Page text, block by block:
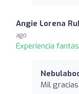
Angie Lorena
ago
Experiencia
Mil